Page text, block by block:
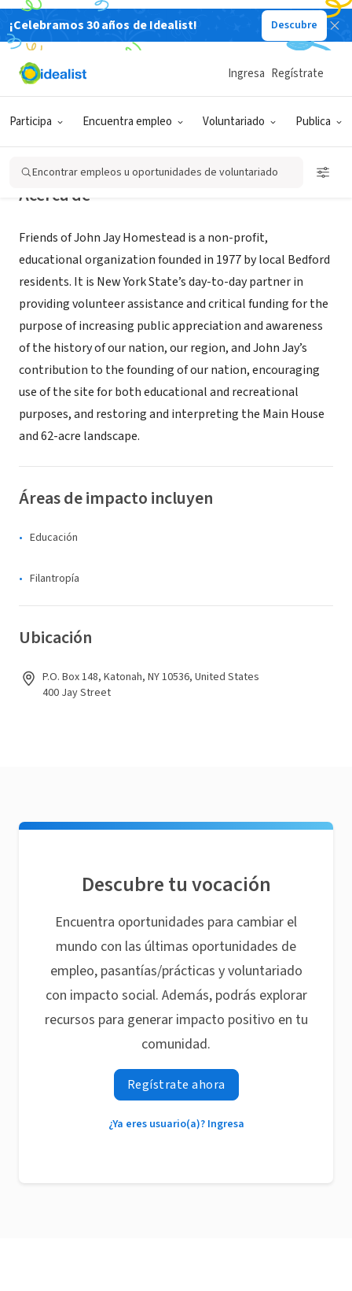
¡Celebramos 30 años de Idealist! Descubre
Participa Encuentra empleo Voluntariado Publica
Ingresa Regístrate
Encontrar empleos u oportunidades de voluntariado
ORGANIZACIÓN SIN FIN DE LUCRO
Friends of John Jay Homestead
Acerca de
Friends of John Jay Homestead is a non-profit,
educational organization founded in 1977 by local Bedford
residents. It is New York State’s day-to-day partner in
providing volunteer assistance and critical funding for the
purpose of increasing public appreciation and awareness
of the history of our nation, our region, and John Jay’s
contribution to the founding of our nation, encouraging
use of the site for both educational and recreational
purposes, and restoring and interpreting the Main House
and 62-acre landscape.
Áreas de impacto incluyen
Educación
Filantropía
Ubicación
P.O. Box 148, Katonah, NY 10536, United States
400 Jay Street
Descubre tu vocación
Encuentra oportunidades para cambiar el
mundo con las últimas oportunidades de
empleo, pasantías/prácticas y voluntariado
con impacto social. Además, podrás explorar
recursos para generar impacto positivo en tu
comunidad.
Regístrate ahora
¿Ya eres usuario(a)? Ingresa